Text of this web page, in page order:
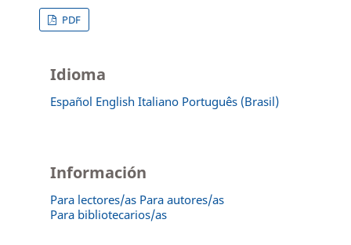
PDF
Idioma
Español English Italiano Português (Brasil)
Información
Para lectores/as Para autores/as
Para bibliotecarios/as